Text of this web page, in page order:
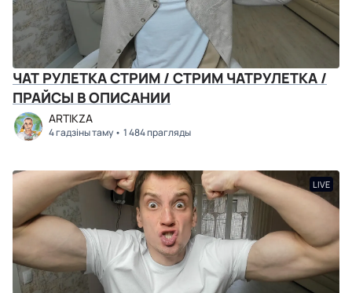
ЧАТ РУЛЕТКА СТРИМ / СТРИМ ЧАТРУЛЕТКА /
ПРАЙСЫ В ОПИСАНИИ
ARTIKZA
4 гадзіны таму 1 484 прагляды
LIVE